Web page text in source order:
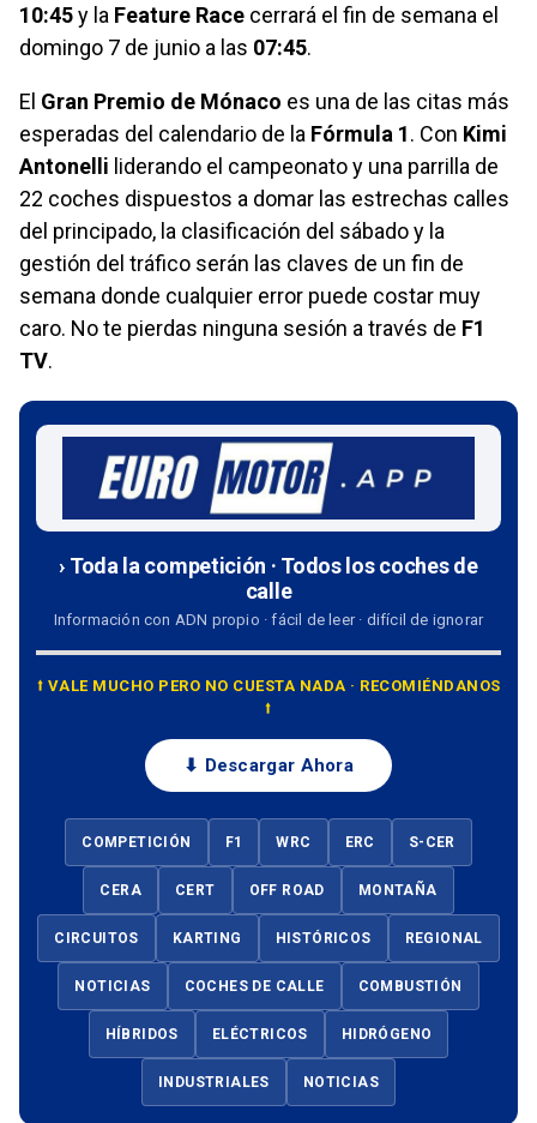
10:45y la Feature Race cerrará el fin de semana el
domingo 7 de junio a las 07:45.
El Gran Premio de Mónaco es una de las citas más
esperadas del calendario de la Fórmula 1. Con Kimi
Antonelli liderando el campeonato y una parrilla de
22 coches dispuestos a domar las estrechas calles
del principado, la clasificación del sábado y la
gestión del tráfico serán las claves de un fin de
semana donde cualquier error puede costar muy
caro. No te pierdas ninguna sesión a través de F1
TV.
› Toda la competición · Todos los coches de
calle
Información con ADN propio · fácil de leer · difícil de ignorar
⭡ VALE MUCHO PERO NO CUESTA NADA · RECOMIÉNDANOS
⭡
⬇ Descargar Ahora
COMPETICIÓN F1 WRC ERC S-CER
CERA CERT OFF ROAD MONTAÑA
CIRCUITOS KARTING HISTÓRICOS REGIONAL
NOTICIAS COCHES DE CALLE COMBUSTIÓN
HÍBRIDOS ELÉCTRICOS HIDRÓGENO
INDUSTRIALES NOTICIAS